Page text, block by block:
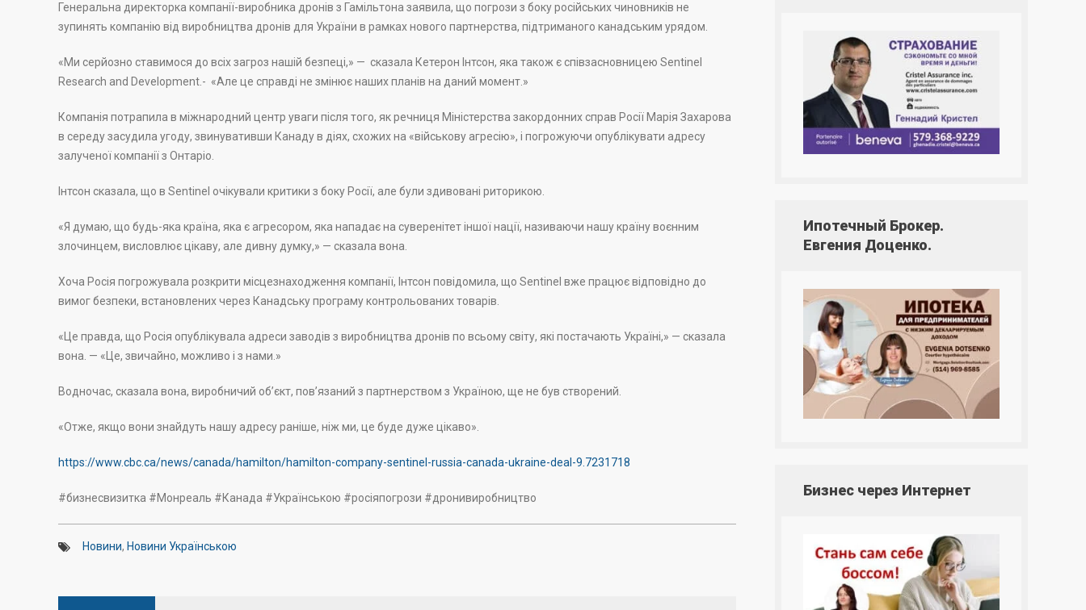
Генеральна директорка компанії-виробника дронів з Гамільтона заявила, що погрози з боку російських чиновників не
зупинять компанію від виробництва дронів для України в рамках нового партнерства, підтриманого канадським урядом.
«Ми серйозно ставимося до всіх загроз нашій безпеці,» — сказала Кетерон Інтсон, яка також є співзасновницею Sentinel
Research and Development.- «Але це справді не змінює наших планів на даний момент.»
Компанія потрапила в міжнародний центр уваги після того, як речниця Міністерства закордонних справ Росії Марія Захарова
в середу засудила угоду, звинувативши Канаду в діях, схожих на «військову агресію», і погрожуючи опублікувати адресу
залученої компанії з Онтаріо.
Інтсон сказала, що в Sentinel очікували критики з боку Росії, але були здивовані риторикою.
«Я думаю, що будь-яка країна, яка є агресором, яка нападає на суверенітет іншої нації, називаючи нашу країну воєнним
злочинцем, висловлює цікаву, але дивну думку,» — сказала вона.
Хоча Росія погрожувала розкрити місцезнаходження компанії, Інтсон повідомила, що Sentinel вже працює відповідно до
вимог безпеки, встановлених через Канадську програму контрольованих товарів.
«Це правда, що Росія опублікувала адреси заводів з виробництва дронів по всьому світу, які постачають Україні,» — сказала
вона. — «Це, звичайно, можливо і з нами.»
Водночас, сказала вона, виробничий об’єкт, пов’язаний з партнерством з Україною, ще не був створений.
«Отже, якщо вони знайдуть нашу адресу раніше, ніж ми, це буде дуже цікаво».
https://www.cbc.ca/news/canada/hamilton/hamilton-company-sentinel-russia-canada-ukraine-deal-9.7231718
#бизнесвизитка #Монреаль #Канада #Українською #росіяпогрози #дронивиробництво
Новини, Новини Українською
Ипотечный Брокер.
Евгения Доценко.
Бизнес через Интернет